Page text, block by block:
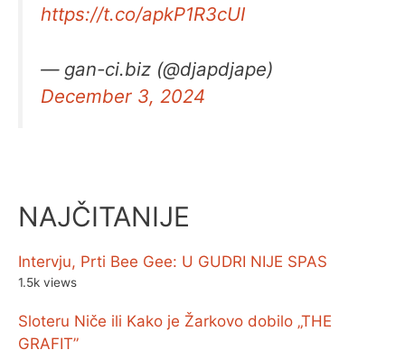
https://t.co/apkP1R3cUI
— gan-ci.biz (@djapdjape)
December 3, 2024
NAJČITANIJE
Intervju, Prti Bee Gee: U GUDRI NIJE SPAS
1.5k views
Sloteru Niče ili Kako je Žarkovo dobilo „THE
GRAFIT”